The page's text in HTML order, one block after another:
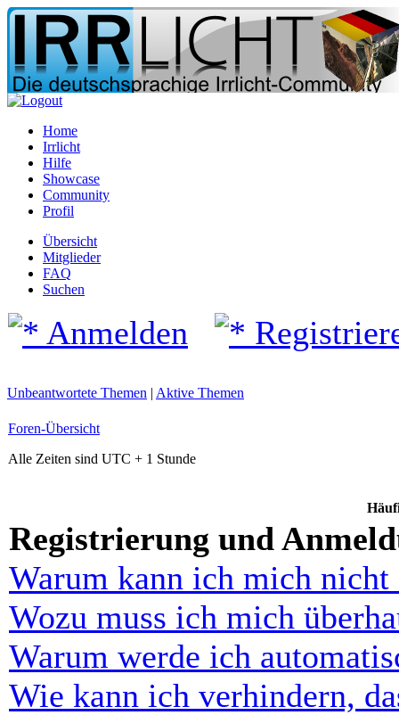
Home
Irrlicht
Hilfe
Showcase
Community
Profil
Übersicht
Mitglieder
FAQ
Suchen
Anmelden
Unbeantwortete Themen | Aktive Themen
Foren-Übersicht
Alle Zeiten sind UTC + 1 Stunde
Registrierung und
Warum kann ich mich nicht
Wozu muss ich mich
Warum werde ich
Wie kann ich verhindern,